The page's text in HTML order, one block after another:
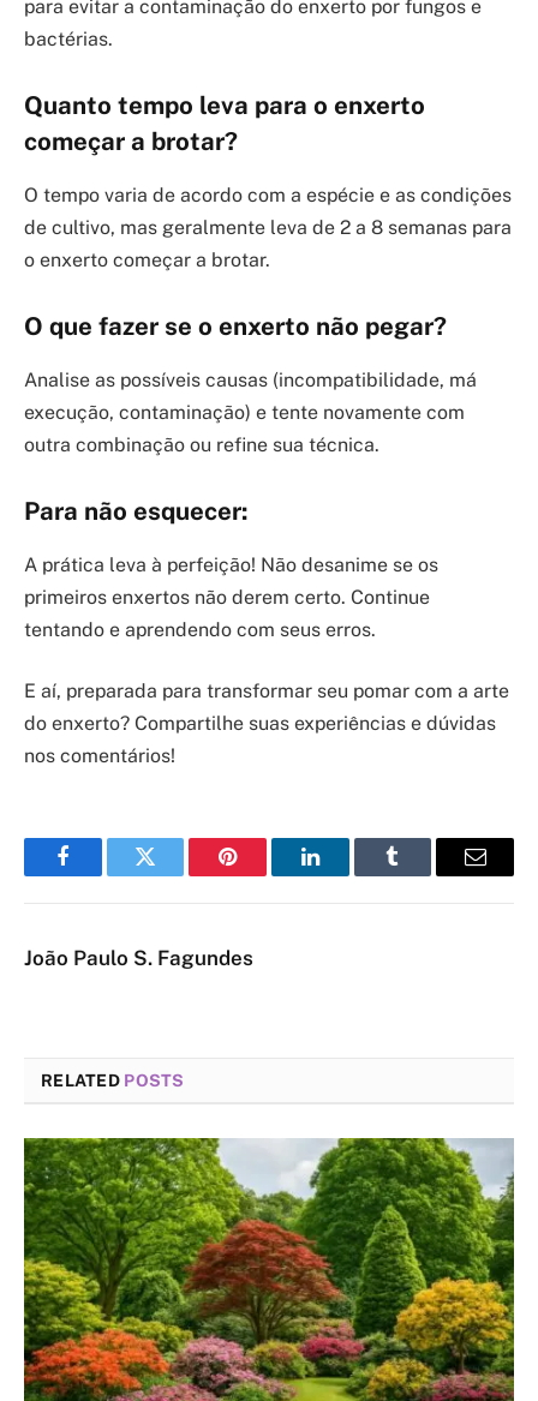
para evitar a contaminação do enxerto por fungos e
bactérias.
Quanto tempo leva para o enxerto
começar a brotar?
O tempo varia de acordo com a espécie e as condições
de cultivo, mas geralmente leva de 2 a 8 semanas para
o enxerto começar a brotar.
O que fazer se o enxerto não pegar?
Analise as possíveis causas (incompatibilidade, má
execução, contaminação) e tente novamente com
outra combinação ou refine sua técnica.
Para não esquecer:
A prática leva à perfeição! Não desanime se os
primeiros enxertos não derem certo. Continue
tentando e aprendendo com seus erros.
E aí, preparada para transformar seu pomar com a arte
do enxerto? Compartilhe suas experiências e dúvidas
nos comentários!
FacebookTwitter Pinterest LinkedInTumblr Email
João Paulo S. Fagundes
RELATED POSTS